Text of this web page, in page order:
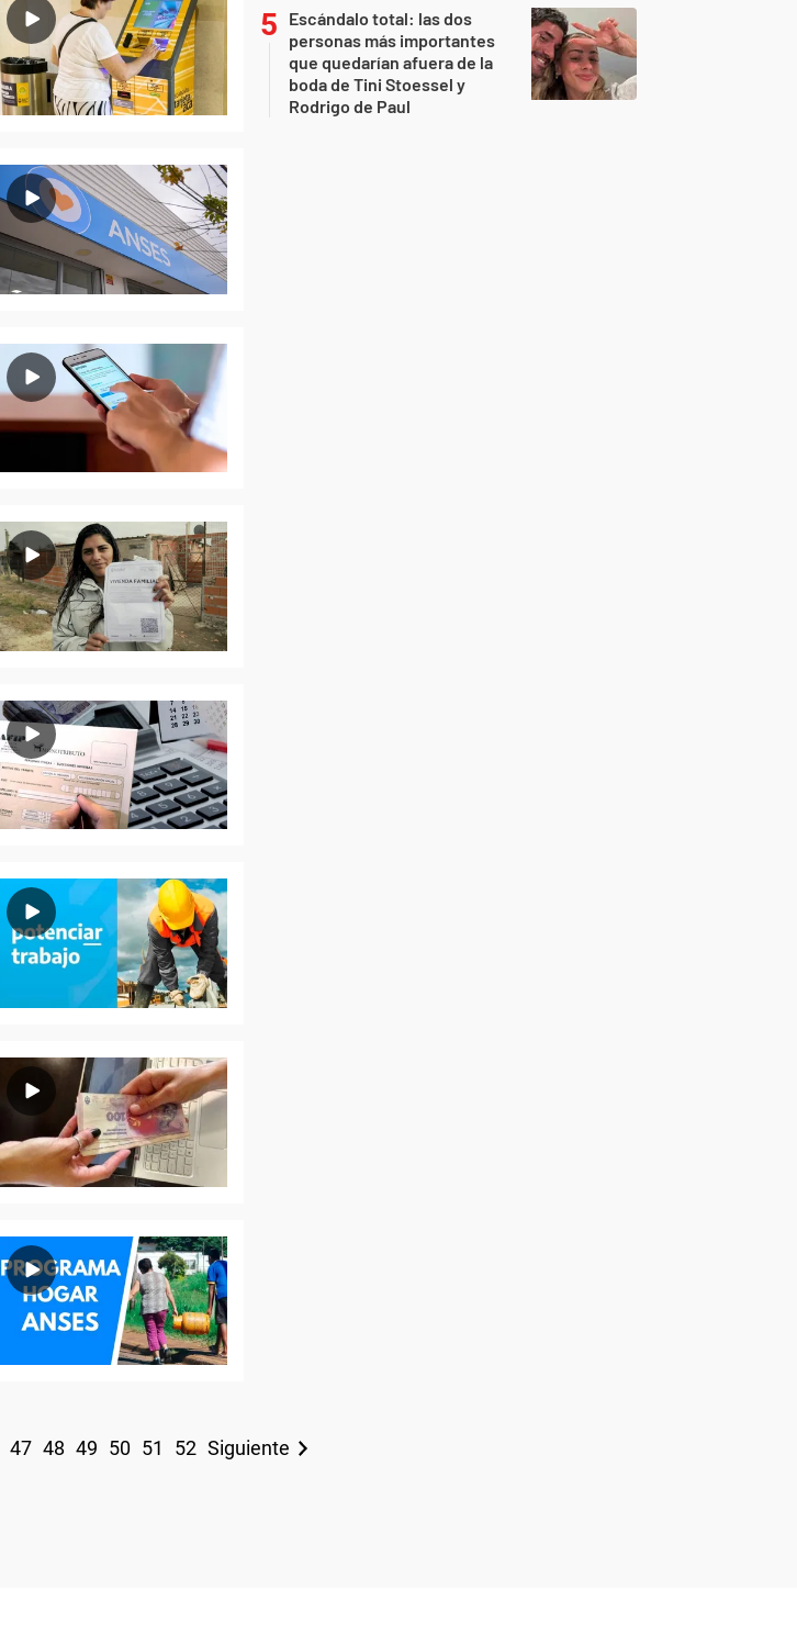
47 48 49 50 51 52 Siguiente
Escándalo total: las dos
personas más importantes
que quedarían afuera de la
boda de Tini Stoessel y
Rodrigo de Paul